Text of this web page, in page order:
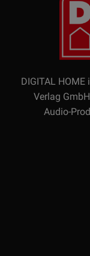
DIGITAL
Verlag
Audio-